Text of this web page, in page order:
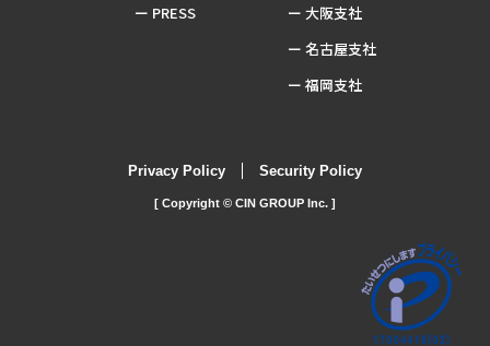
PRESS
大阪支社
名古屋支社
福岡支社
[ Copyright © CIN GROUP Inc. ]
Privacy Policy Security Policy